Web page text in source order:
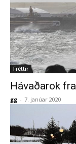
Fréttir
Hávaðarok
gg - 7. janúar 2020